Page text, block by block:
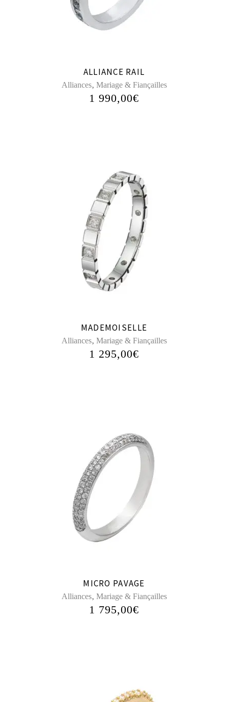
ALLIANCE RAIL
Alliances, Mariage & Fiançailles
1 990,00€
MADEMOISELLE
Alliances, Mariage & Fiançailles
1 295,00€
MICRO PAVAGE
Alliances, Mariage & Fiançailles
1 795,00€